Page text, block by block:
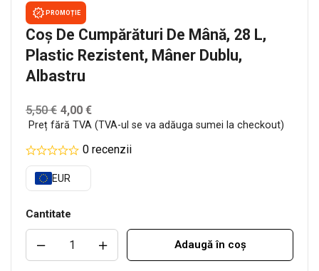
PROMOȚIE
Coș De Cumpărături De Mână, 28 L,
Plastic Rezistent, Mâner Dublu,
Albastru
5,50€ 4,00 €
Preț fără TVA (TVA-ul se va adăuga sumei la checkout)
0 recenzii
EUR
Cantitate
Adaugă în coș